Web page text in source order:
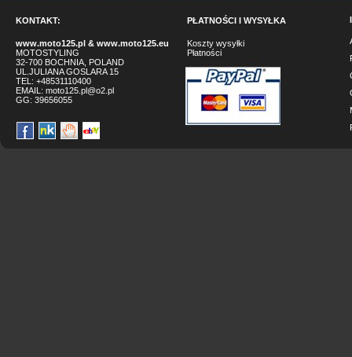
KONTAKT:
www.moto125.pl & www.moto125.eu
MOTOSTYLING
32-700 BOCHNIA, POLAND
UL.JULIANA GOSLARA 15
TEL: +48531110400
EMAIL: moto125.pl@o2.pl
GG: 39656055
PŁATNOŚCI I WYSYŁKA
Koszty wysyłki
Płatności